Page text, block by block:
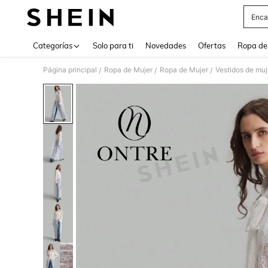
Categorías Solo para ti Novedades Ofertas Ropa
Página principal / Ropa de Mujer / Ropa de Mujer / Vestidos de